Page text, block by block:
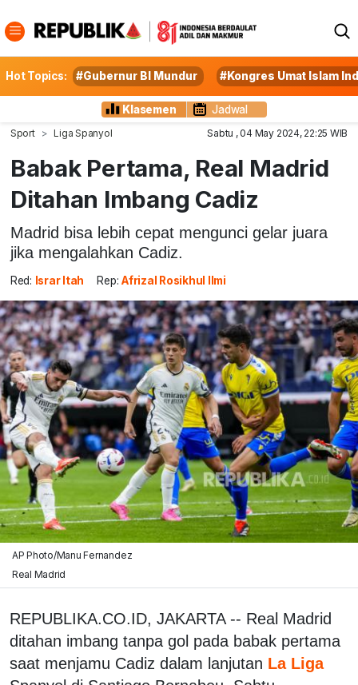
Hot Topics: #Gubernur BI Mundur #Kongres Umat Islam
Klasemen Jadwal
Sport Liga Spanyol Sabtu , 04 May 2024, 22:25 WIB
Babak Pertama, Real Madrid
Ditahan Imbang Cadiz
Madrid bisa lebih cepat mengunci gelar juara
jika mengalahkan Cadiz.
Red: Israr Itah Rep: Afrizal Rosikhul Ilmi
AP Photo/Manu Fernandez
Real Madrid
REPUBLIKA.CO.ID, JAKARTA -- Real Madrid
ditahan imbang tanpa gol pada babak pertama
saat menjamu Cadiz dalam lanjutan La Liga